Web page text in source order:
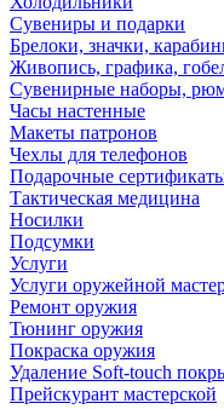
Сувениры и подарки
Брелоки, значки,
Живопись, графика,
Сувенирные наборы,
Часы настенные
Макеты патронов
Чехлы для телефонов
Подарочные
Тактическая медицина
Носилки
Подсумки
Услуги
Услуги оружейной
Ремонт оружия
Тюнинг оружия
Покраска оружия
Удаление Soft-touch
Прейскурант мастерской